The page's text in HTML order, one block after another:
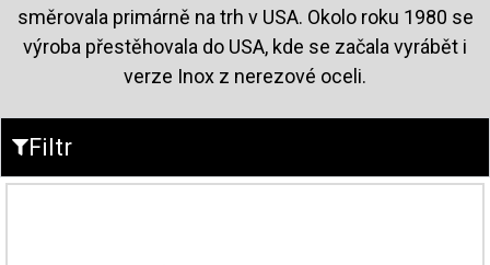
směrovala primárně na trh v USA. Okolo roku 1980 se
výroba přestěhovala do USA, kde se začala vyrábět i
verze Inox z nerezové oceli.
Filtr